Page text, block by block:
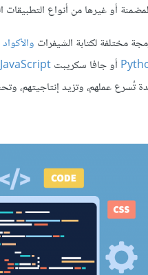
أو غيرها من أنواع
مختلفة لكتابة الشيفرات
أو جافا سكريبتJavaScript
تُسرع عملهم، وتزيد إنتاجيتهم،